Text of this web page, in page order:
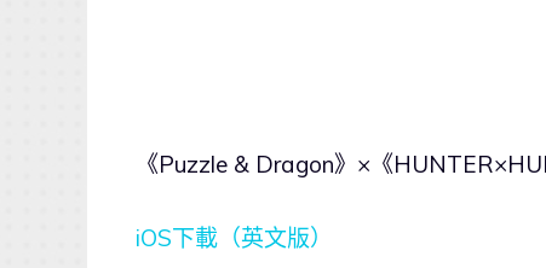
《Puzzle & Dragon》×《
iOS下載（英文版）